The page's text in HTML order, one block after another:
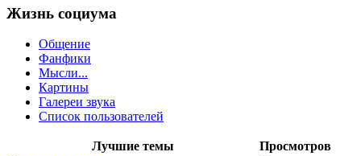
Жизнь социума
Общение
Фанфики
Мысли...
Картины
Галереи звука
Список пользователей
Лучшие темы
Просмотров